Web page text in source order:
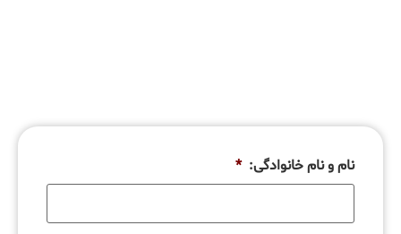
نام و نام خانوادگی: *